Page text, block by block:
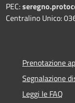
PEC:
Centralino Unico:
Prenotazione
Segnalazione
Leggi le FAQ